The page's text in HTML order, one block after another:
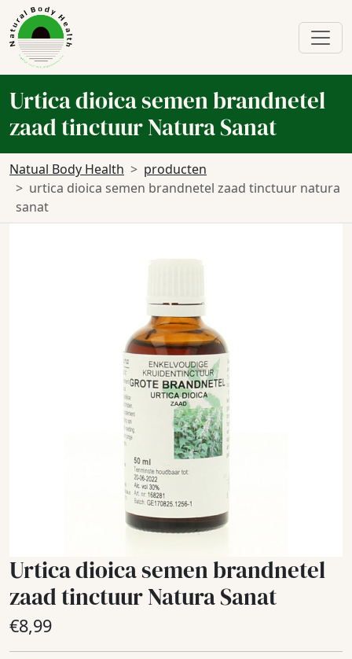
Urtica dioica semen brandnetel
zaad tinctuur Natura Sanat
Natual Body Health
producten
urtica dioica semen brandnetel zaad tinctuur natura
sanat
Urtica dioica semen brandnetel
zaad tinctuur Natura Sanat
€8,99